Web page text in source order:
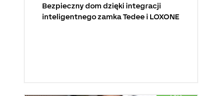
Bezpieczny dom dzięki integracji
inteligentnego zamka Tedee i LOXONE